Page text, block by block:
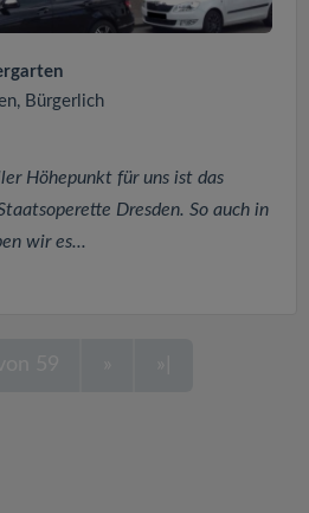
Bürgerlich
Höhepunkt für uns ist das
Dresden. So auch in
wir es...